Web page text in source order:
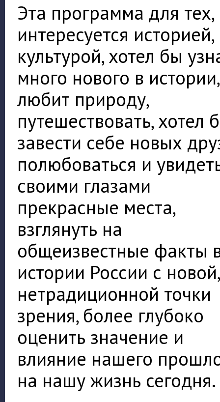
Эта программа для тех,
интересуется историей,
культурой, хотел бы
много нового в истории,
любит природу,
путешествовать, хотел
завести себе новых
полюбоваться и
своими глазами
прекрасные места,
взглянуть на
общеизвестные факты
истории России с новой,
нетрадиционной точки
зрения, более глубоко
оценить значение и
влияние нашего
на нашу жизнь сегодня.